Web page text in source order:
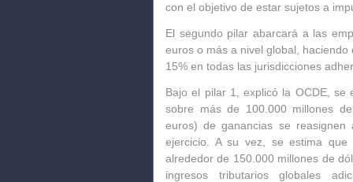
con el objetivo de estar sujetos a
El segundo pilar abarcará a las
euros o más a nivel global,
15% en todas las jurisdicciones
Bajo el pilar 1, explicó la OCDE, se
sobre más de 100.000 millones
euros) de ganancias se reasignen
ejercicio. A su vez, se estima
alrededor de 150.000 millones de
ingresos tributarios globales